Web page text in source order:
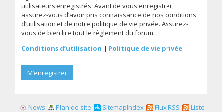
utilisateurs enregistrés. Avant de vous enregistrer,
assurez-vous d’avoir pris connaissance de nos conditions
d’utilisation et de notre politique de vie privée. Assurez-
vous de bien lire tout le règlement du forum.
Conditions d’utilisation | Politique de vie privée
M’enregistrer
News Plan de site SitemapIndex Flux RSS Liste des